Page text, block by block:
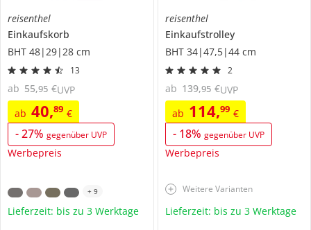
reisenthel
Einkaufskorb
BHT 48|29|28 cm
13
ab 40,89 €
-27% gegenüber UVP
Werbepreis
ab 55,95 €UVP
+ 9
Lieferzeit: bis zu 3 Werktage
reisenthel
Einkaufstrolley
BHT 34|47,5|44 cm
2
ab 114,99 €
- 18% gegenüber UVP
Werbepreis
ab 139,95 €UVP
Weitere Varianten
Lieferzeit: bis zu 3 Werktage